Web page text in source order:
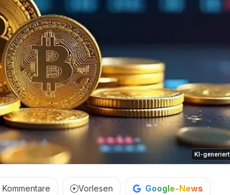
KI-generiert
Kommentare Vorlesen Google-News